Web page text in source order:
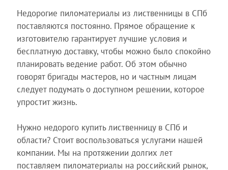
Недорогие пиломатериалы из лиственницы в СПб
поставляются постоянно. Прямое обращение к
изготовителю гарантирует лучшие условия и
бесплатную доставку, чтобы можно было спокойно
планировать ведение работ. Об этом обычно
говорят бригады мастеров, но и частным лицам
следует подумать о доступном решении, которое
упростит жизнь.
Нужно недорого купить лиственницу в СПб и
области? Стоит воспользоваться услугами нашей
компании. Мы на протяжении долгих лет
поставляем пиломатериалы на российский рынок,